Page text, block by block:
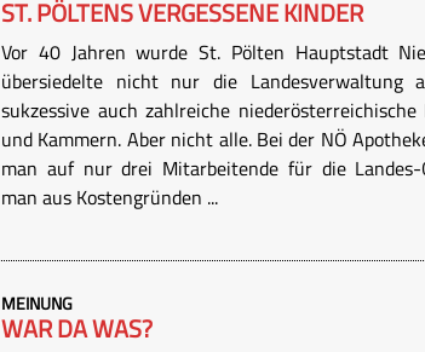
ST. PÖLTENS VERGESSENE KINDER
Vor 40 Jahren wurde St. Pölten Hauptstadt
übersiedelte nicht nur die Landesverwaltung
sukzessive auch zahlreiche
und Kammern. Aber nicht alle. Bei der NÖ
man auf nur drei Mitarbeitende für die Landes-
man aus Kostengründen ...
MEINUNG
WAR DA WAS?